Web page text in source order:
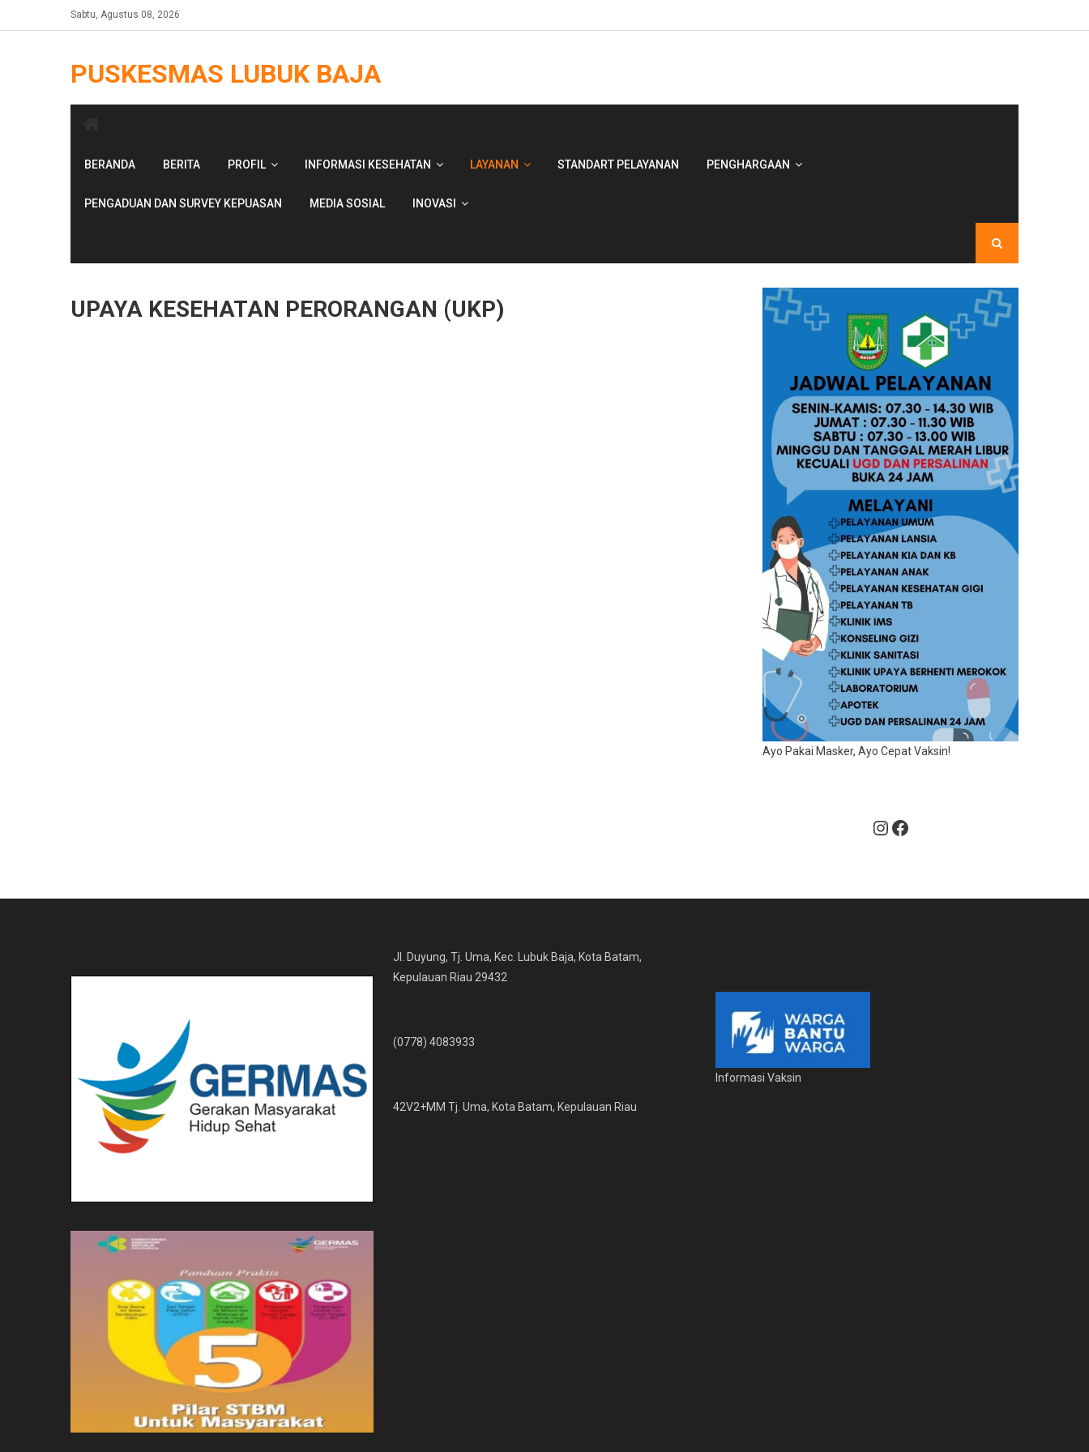
to
Sabtu, Agustus 08, 2026
PUSKESMAS LUBUK BAJA
BERANDA BERITA PROFIL INFORMASI KESEHATAN LAYANAN STANDART PELAYANAN PENGHARGAAN
PENGADUAN DAN SURVEY KEPUASAN MEDIA SOSIAL INOVASI
UPAYA KESEHATAN PERORANGAN (UKP)
Ayo Pakai Masker, Ayo Cepat Vaksin!
Instagram
Facebook
Jl. Duyung, Tj. Uma, Kec. Lubuk Baja, Kota Batam,
Kepulauan Riau 29432
(0778) 4083933
42V2+MM Tj. Uma, Kota Batam, Kepulauan Riau
Informasi Vaksin